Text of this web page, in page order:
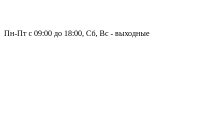
Пн-Пт с 09:00 до 18:00, Сб, Вс - выходные